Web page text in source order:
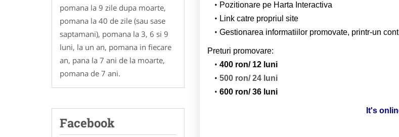
pomana la 9 zile dupa moarte,
pomana la 40 de zile (sau sase
saptamani), pomana la 3, 6 si 9
luni, la un an, pomana in fiecare
an, pana la 7 ani de la moarte,
pomana de 7 ani.
Facebook
Pozitionare pe Harta Interactiva
Link catre propriul site
Gestionarea informatiilor promovate, printr-un
Preturi promovare:
400 ron/ 12 luni
500 ron/ 24 luni
600 ron/ 36 luni
It's